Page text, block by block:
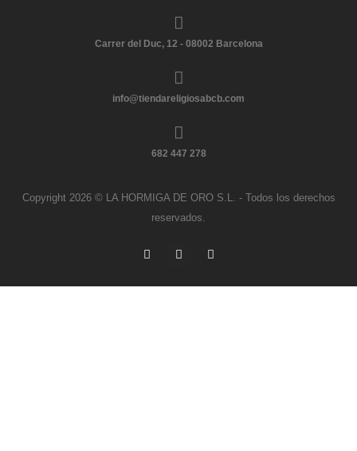
Carrer del Duc, 12 - 08002 Barcelona
info@tiendareligiosabcb.com
682 447 278
Copyright 2026 © LA HORMIGA DE ORO S.L. - Todos los derechos
reservados.